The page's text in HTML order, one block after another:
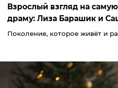
Взрослый взгляд на
драму: Лиза Барашик и
Поколение, которое живёт и